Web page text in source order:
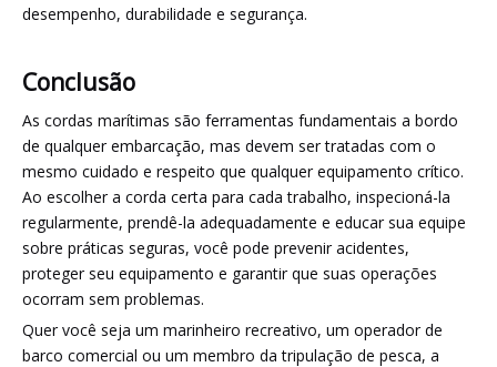
desempenho, durabilidade e segurança.
Conclusão
As cordas marítimas são ferramentas fundamentais a bordo
de qualquer embarcação, mas devem ser tratadas com o
mesmo cuidado e respeito que qualquer equipamento crítico.
Ao escolher a corda certa para cada trabalho, inspecioná-la
regularmente, prendê-la adequadamente e educar sua equipe
sobre práticas seguras, você pode prevenir acidentes,
proteger seu equipamento e garantir que suas operações
ocorram sem problemas.
Quer você seja um marinheiro recreativo, um operador de
barco comercial ou um membro da tripulação de pesca, a